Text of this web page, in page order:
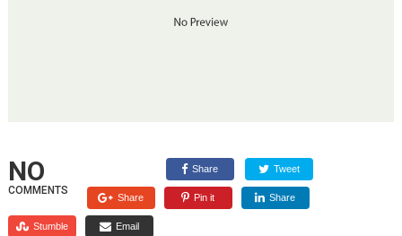
NO
COMMENTS
Share Tweet
Share Pin it Share
Stumble Email